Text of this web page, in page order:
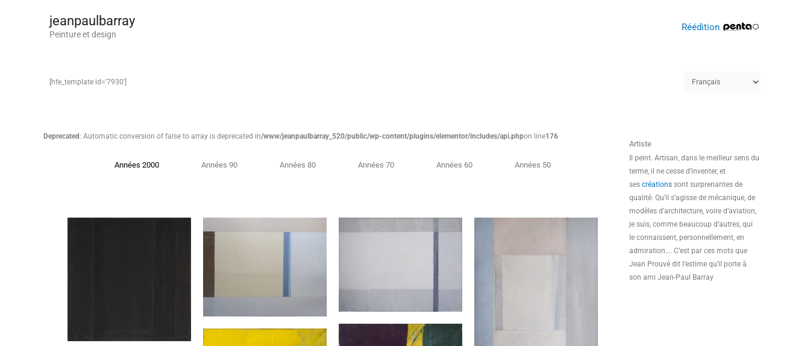
jeanpaulbarray
Peinture et design
Réédition
[hfe_template id='7930']
Deprecated : Automatic conversion of false to array is deprecated in/www/jeanpaulbarray_520/public/wp-content/plugins/elementor/includes/api.phpon line176
Années 2000 Années 90 Années 80 Années 70 Années 60 Années 50
Artiste
Il peint. Artisan, dans le meilleur sens du
terme, il ne cesse d’inventer, et
ses créations sont surprenantes de
qualité. Qu’il s’agisse de mécanique, de
modèles d’architecture, voire d’aviation,
je suis, comme beaucoup d’autres, qui
le connaissent, personnellement, en
admiration…. C’est par ces mots que
Jean Prouvé dit l’estime qu’il porte à
son ami Jean-Paul Barray